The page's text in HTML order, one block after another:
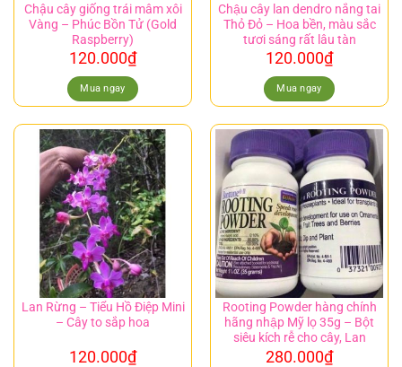
Chậu cây giống trái mâm xôi
Vàng – Phúc Bồn Tử (Gold
Raspberry)
120.000₫
Mua ngay
Chậu cây lan dendro nắng tai
Thỏ Đỏ – Hoa bền, màu sắc
tươi sáng rất lâu tàn
120.000₫
Mua ngay
Lan Rừng – Tiểu Hồ Điệp Mini
– Cây to sắp hoa
120.000₫
Rooting Powder hàng chính
hãng nhập Mỹ lọ 35g – Bột
siêu kích rễ cho cây, Lan
280.000₫